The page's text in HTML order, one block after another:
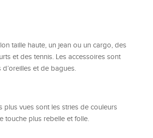
taille haute, un jean ou un cargo, des
et des tennis. Les accessoires sont
et de bagues.
plus vues sont les stries de couleurs
touche plus rebelle et folle.